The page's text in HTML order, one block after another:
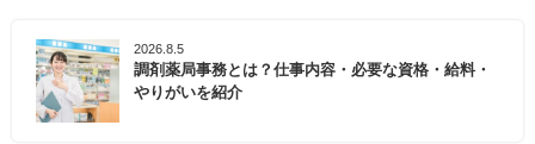
2026.8.5
調剤薬局事務とは？仕事内容・必要な資格・給料・
やりがいを紹介